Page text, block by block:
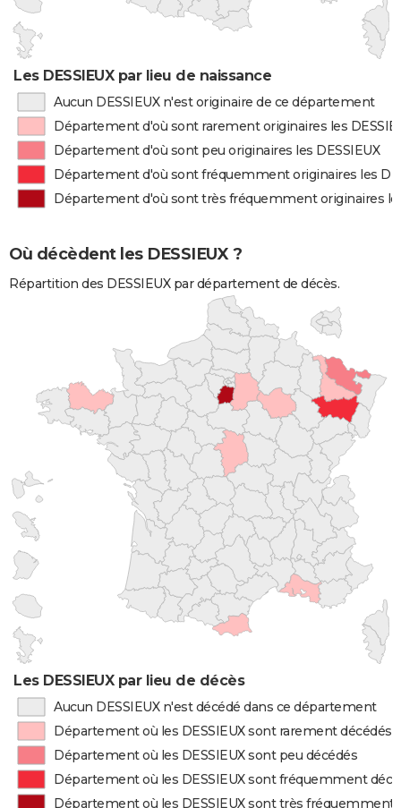
Les DESSIEUX par lieu de naissance
Aucun DESSIEUX n'est originaire de ce département
Département d'où sont rarement originaires les
Département d'où sont peu originaires les DESSIEUX
Département d'où sont fréquemment originaires les
Département d'où sont très fréquemment originaires
Où décèdent les DESSIEUX ?
Répartition des DESSIEUX par département de décès.
Les DESSIEUX par lieu de décès
Aucun DESSIEUX n'est décédé dans ce département
Département où les DESSIEUX sont rarement décédés
Département où les DESSIEUX sont peu décédés
Département où les DESSIEUX sont fréquemment
Département où les DESSIEUX sont très fréquemment